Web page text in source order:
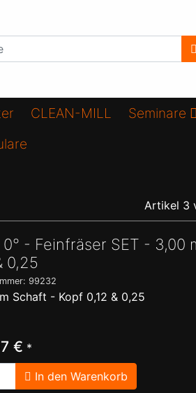
CLEAN-MILL Seminare
Artikel 3
- Feinfräser SET - 3,00
0,25
99232
Schaft - Kopf 0,12 & 0,25
€ *
In den Warenkorb